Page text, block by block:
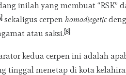
inilah yang membuat “RSK”
sekaligus cerpen homodiegetic
atau saksi.[5]
kedua cerpen ini adalah
tinggal menetap di kota